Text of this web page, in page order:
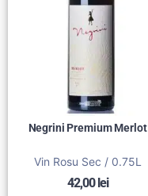
Negrini Premium Merlot
Vin Rosu Sec / 0.75L
42,00 lei